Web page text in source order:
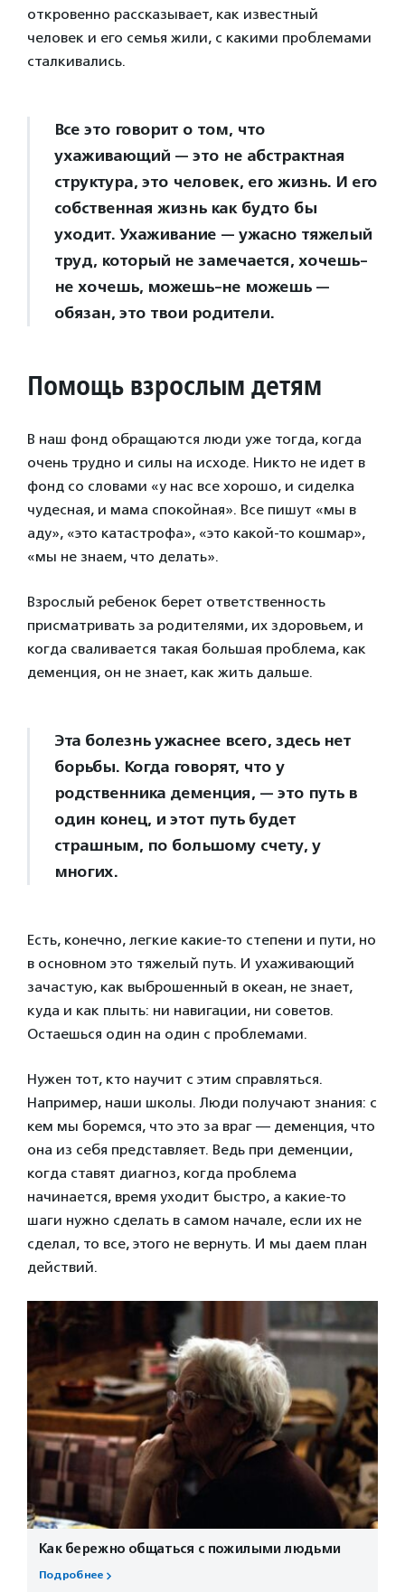
откровенно рассказывает, как известный
человек и его семья жили, с какими проблемами
сталкивались.
Все это говорит о том, что
ухаживающий — это не абстрактная
структура, это человек, его жизнь. И его
собственная жизнь как будто бы
уходит. Ухаживание — ужасно тяжелый
труд, который не замечается, хочешь-
не хочешь, можешь-не можешь —
обязан, это твои родители.
Помощь взрослым детям
В наш фонд обращаются люди уже тогда, когда
очень трудно и силы на исходе. Никто не идет в
фонд со словами «у нас все хорошо, и сиделка
чудесная, и мама спокойная». Все пишут «мы в
аду», «это катастрофа», «это какой-то кошмар»,
«мы не знаем, что делать».
Взрослый ребенок берет ответственность
присматривать за родителями, их здоровьем, и
когда сваливается такая большая проблема, как
деменция, он не знает, как жить дальше.
Эта болезнь ужаснее всего, здесь нет
борьбы. Когда говорят, что у
родственника деменция, — это путь в
один конец, и этот путь будет
страшным, по большому счету, у
многих.
Есть, конечно, легкие какие-то степени и пути, но
в основном это тяжелый путь. И ухаживающий
зачастую, как выброшенный в океан, не знает,
куда и как плыть: ни навигации, ни советов.
Остаешься один на один с проблемами.
Нужен тот, кто научит с этим справляться.
Например, наши школы. Люди получают знания: с
кем мы боремся, что это за враг — деменция, что
она из себя представляет. Ведь при деменции,
когда ставят диагноз, когда проблема
начинается, время уходит быстро, а какие-то
шаги нужно сделать в самом начале, если их не
сделал, то все, этого не вернуть. И мы даем план
действий.
Как бережно общаться с пожилыми людьми
Подробнее